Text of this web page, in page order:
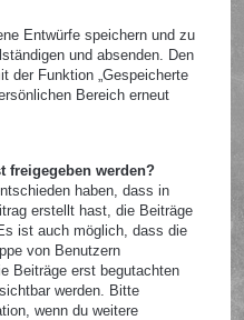
Entwürfe speichern und zu
und absenden. Den
der Funktion „Gespeicherte
Bereich erneut
freigegeben werden?
haben, dass in
erstellt hast, die Beiträge
ist auch möglich, dass die
von Benutzern
Beiträge erst begutachten
werden. Bitte
wenn du weitere